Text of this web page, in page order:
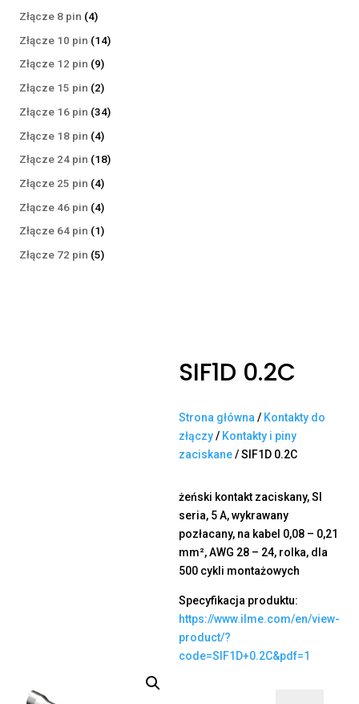
Złącze 8 pin 44
produkty
Złącze 10 pin 1414
Złącze 12 pin 99
produktów
Złącze 15 pin 22
produkty
Złącze 16 pin 3434
Złącze 18 pin 44
produkty
Złącze 24 pin 1818
Złącze 25 pin 44
produkty
Złącze 46 pin 44
produkty
Złącze 64 pin 11
produkt
Złącze 72 pin 55
SIF1D 0.2C
Strona główna / Kontakty do
złączy/ Kontakty i piny
zaciskane/ SIF1D 0.2C
żeński kontakt zaciskany, SI
seria, 5 A, wykrawany
pozłacany, na kabel 0,08 – 0,21
mm², AWG 28 – 24, rolka, dla
500 cykli montażowych
Specyfikacja produktu:
https://www.ilme.com/en/view-
product/?
code=SIF1D+0.2C&pdf=1